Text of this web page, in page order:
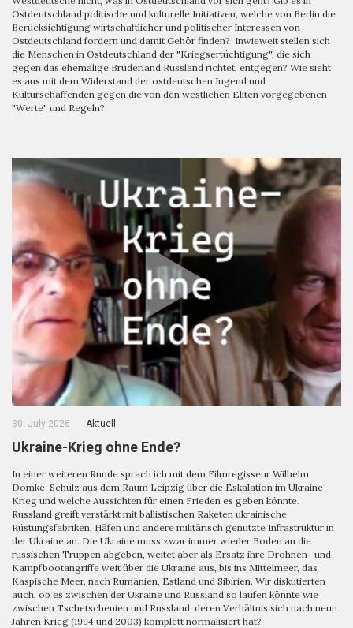
Ostdeutschland politische und kulturelle Initiativen, welche von Berlin die
Berücksichtigung wirtschaftlicher und politischer Interessen von
Ostdeutschland fordern und damit Gehör finden? Inwieweit stellen sich
die Menschen in Ostdeutschland der "Kriegsertüchtigung", die sich
gegen das ehemalige Bruderland Russland richtet, entgegen? Wie sieht
es aus mit dem Widerstand der ostdeutschen Jugend und
Kulturschaffenden gegen die von den westlichen Eliten vorgegebenen
"Werte" und Regeln?
30. July 2026 Aktuell
Ukraine-Krieg ohne Ende?
In einer weiteren Runde sprach ich mit dem Filmregisseur Wilhelm
Domke-Schulz aus dem Raum Leipzig über die Eskalation im Ukraine-
Krieg und welche Aussichten für einen Frieden es geben könnte.
Russland greift verstärkt mit ballistischen Raketen ukrainische
Rüstungsfabriken, Häfen und andere militärisch genutzte Infrastruktur in
der Ukraine an. Die Ukraine muss zwar immer wieder Boden an die
russischen Truppen abgeben, weitet aber als Ersatz ihre Drohnen- und
Kampfbootangriffe weit über die Ukraine aus, bis ins Mittelmeer, das
Kaspische Meer, nach Rumänien, Estland und Sibirien. Wir diskutierten
auch, ob es zwischen der Ukraine und Russland so laufen könnte wie
zwischen Tschetschenien und Russland, deren Verhältnis sich nach neun
Jahren Krieg (1994 und 2003) komplett normalisiert hat?